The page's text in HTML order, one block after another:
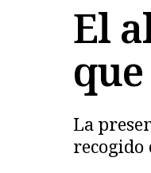
El
La
recogido